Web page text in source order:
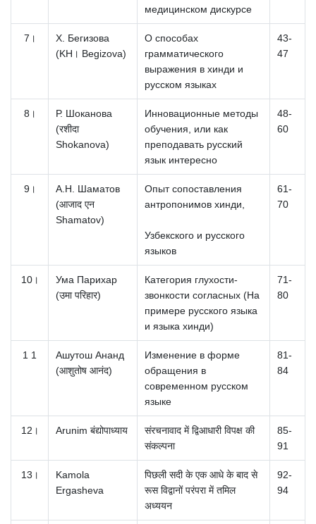
медицинском дискурсе
7। Х. Бегизова
(KH। Begizova)
О способах
грамматического
выражения в хинди и
русском языках
43-
47
8। Р. Шоканова
(रशीदा
Shokanova)
Инновационные методы
обучения, или как
преподавать русский
язык интересно
48-
60
9। А.Н. Шаматов
(आजाद एन
Shamatov)
Опыт сопоставления
антропонимов хинди,
Узбекского и русского
языков
61-
70
10।
Ума Парихар
(उमा परिहार)
Категория глухости-
звонкости согласных (На
примере русского языка
и языка хинди)
71-
80
1 1
Ашутош Ананд
(आशुतोष आनंद)
Изменение в форме
обращения в
современном русском
языке
81-
84
12। Arunim बंद्योपाध्याय
संरचनावाद में द्विआधारी विपक्ष की
संकल्पना
85-
91
13।
Kamola
Ergasheva
पिछली सदी के एक आधे के बाद से
रूस विद्वानों परंपरा में तमिल
अध्ययन
92-
94